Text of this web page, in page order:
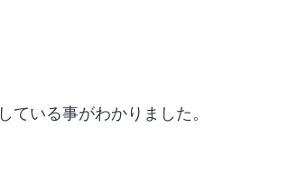
している事がわかりました。